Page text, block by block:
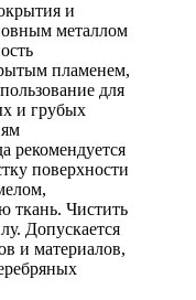
и
металлом
пламенем,
для
и грубых
рекомендуется
поверхности
ткань. Чистить
Допускается
и материалов,